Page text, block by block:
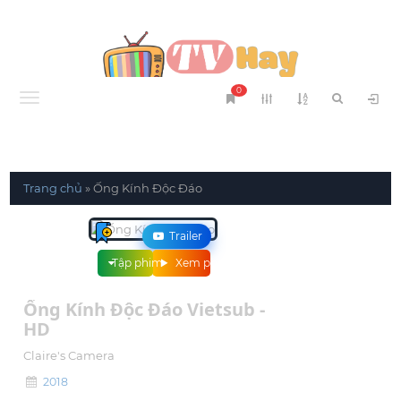
Menu
0
Trang chủ »Ống Kính Độc Đáo
Trailer
Xem phim
Tập phim
Ống Kính Độc Đáo Vietsub -
HD
Claire's Camera
2018